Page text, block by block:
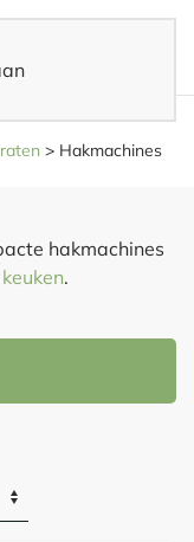
> Hakmachines
hakmachines
keuken.